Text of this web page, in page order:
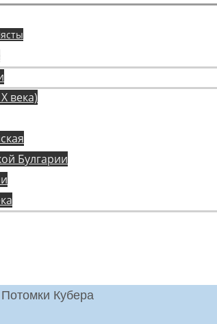
века)
Булгарии
Потомки Кубера